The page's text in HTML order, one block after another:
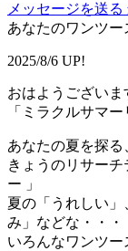
メッセージを送る
あなたのワンツー
2025/8/6 UP!
おはようございま
「ミラクルサマ
あなたの夏を探る
きょうのリサー
ー 」
夏の「うれしい
み」などな・・・
いろんなワンツ